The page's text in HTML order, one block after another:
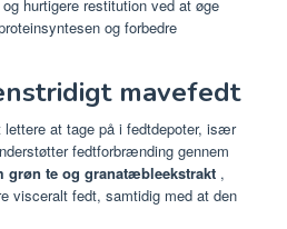
hurtigere restitution ved at øge
og forbedre
mavefedt
at tage på i fedtdepoter, især
fedtforbrænding gennem
grøn te og granatæbleekstrakt ,
visceralt fedt, samtidig med at den